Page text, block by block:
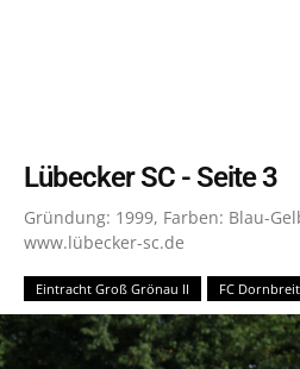
Lübecker SC - Seite 3
Gründung: 1999, Farben: Blau-
www.lübecker-sc.de
Eintracht Groß Grönau II FC